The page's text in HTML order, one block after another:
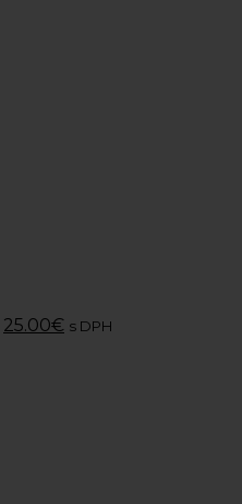
25.00€ s DPH